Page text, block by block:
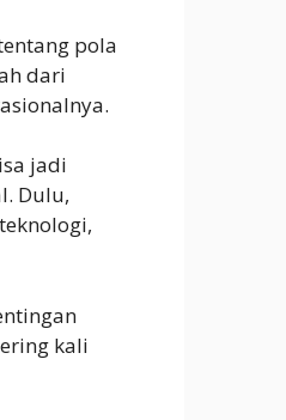
pola
dari
jadi
Dulu,
kali